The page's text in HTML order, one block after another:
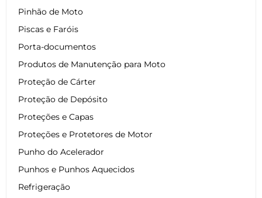
Pinhão de Moto
Piscas e Faróis
Porta-documentos
Produtos de Manutenção para Moto
Proteção de Cárter
Proteção de Depósito
Proteções e Capas
Proteções e Protetores de Motor
Punho do Acelerador
Punhos e Punhos Aquecidos
Refrigeração